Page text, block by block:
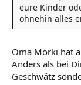
eure Kinder
ohnehin alles
Oma Morki hat
Anders als bei
Geschwätz